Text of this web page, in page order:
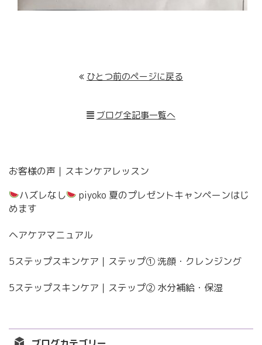
ひとつ前のページに戻る
ブログ全記事一覧へ
お客様の声｜スキンケアレッスン
ハズレなし
piyoko 夏のプレゼントキャンペーンはじ
めます
ヘアケアマニュアル
5ステップスキンケア｜ステップ① 洗顔・クレンジング
5ステップスキンケア｜ステップ② 水分補給・保湿